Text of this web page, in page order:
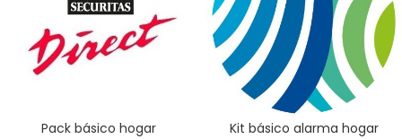
Pack básico hogar Kit básico alarma hogar